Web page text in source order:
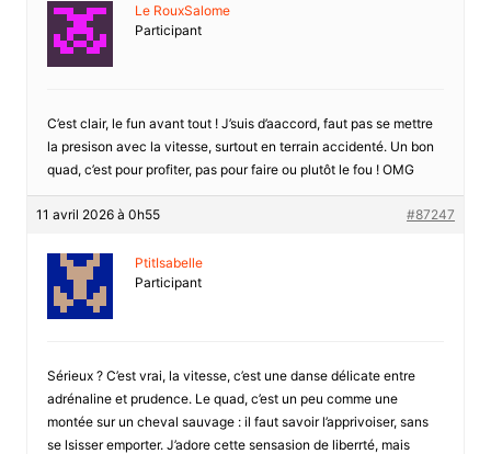
Le RouxSalome
Participant
C’est clair, le fun avant tout ! J’suis d’aaccord, faut pas se mettre
la presison avec la vitesse, surtout en terrain accidenté. Un bon
quad, c’est pour profiter, pas pour faire ou plutôt le fou ! OMG
11 avril 2026 à 0h55 #87247
PtitIsabelle
Participant
Sérieux ? C’est vrai, la vitesse, c’est une danse délicate entre
adrénaline et prudence. Le quad, c’est un peu comme une
montée sur un cheval sauvage : il faut savoir l’apprivoiser, sans
se lsisser emporter. J’adore cette sensasion de liberrté, mais